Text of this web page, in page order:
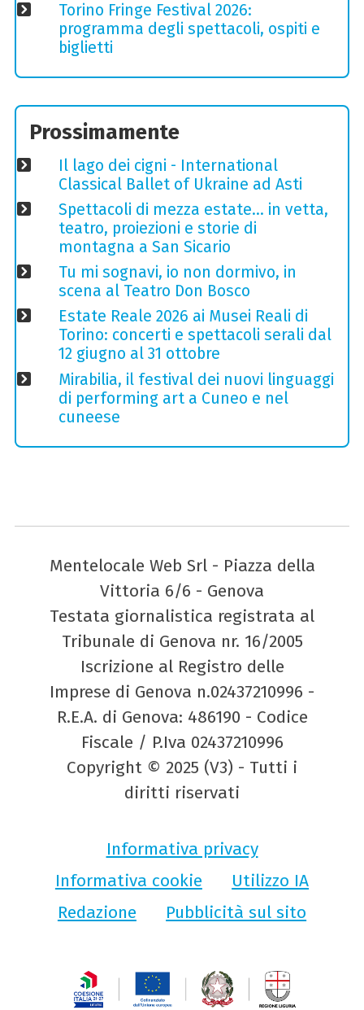
Torino Fringe Festival 2026:
programma degli spettacoli, ospiti e
biglietti
Prossimamente
Il lago dei cigni - International
Classical Ballet of Ukraine ad Asti
Spettacoli di mezza estate… in vetta,
teatro, proiezioni e storie di
montagna a San Sicario
Tu mi sognavi, io non dormivo, in
scena al Teatro Don Bosco
Estate Reale 2026 ai Musei Reali di
Torino: concerti e spettacoli serali dal
12 giugno al 31 ottobre
Mirabilia, il festival dei nuovi linguaggi
di performing art a Cuneo e nel
cuneese
Mentelocale Web Srl - Piazza della
Vittoria 6/6 - Genova
Testata giornalistica registrata al
Tribunale di Genova nr. 16/2005
Iscrizione al Registro delle
Imprese di Genova n.02437210996 -
R.E.A. di Genova: 486190 - Codice
Fiscale / P.Iva 02437210996
Copyright © 2025 (V3) - Tutti i
diritti riservati
Informativa privacy
Informativa cookie
Utilizzo IA
Redazione
Pubblicità sul sito